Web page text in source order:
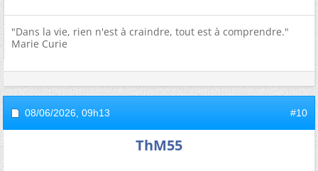
"Dans la vie, rien n'est à craindre, tout est à comprendre."
Marie Curie
08/06/2026, 09h13 #10
ThM55